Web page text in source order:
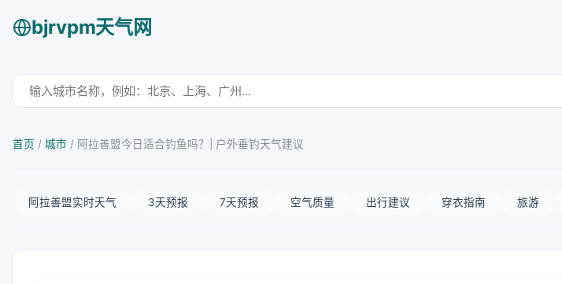
bjrvpm天气网
首页 / 城市 / 阿拉善盟今日适合钓鱼吗？| 户外垂钓天气建议
阿拉善盟实时天气 3天预报 7天预报 空气质量 出行建议 穿衣指南 旅游